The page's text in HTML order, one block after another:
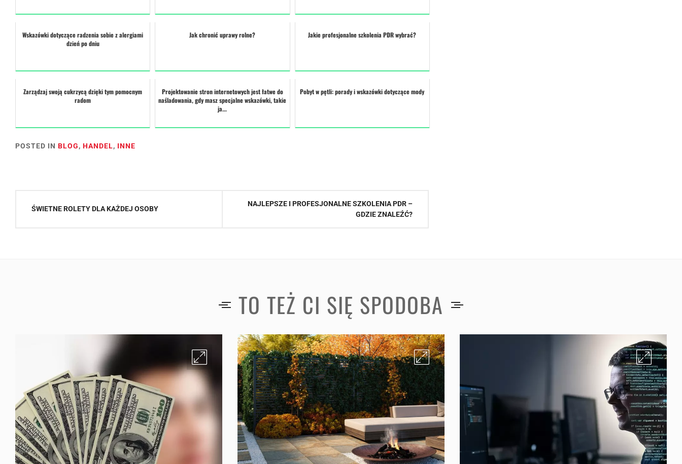
Wskazówki dotyczące radzenia sobie z alergiami
dzień po dniu
Jak chronić uprawy rolne? Jakie profesjonalne szkolenia PDR wybrać?
Zarządzaj swoją cukrzycą dzięki tym pomocnym
radom
Projektowanie stron internetowych jest łatwe do
naśladowania, gdy masz specjalne wskazówki, takie
ja...
Pobyt w pętli: porady i wskazówki dotyczące mody
POSTED IN BLOG, HANDEL, INNE
wpisuŚWIETNE ROLETY DLA KAŻDEJ OSOBY
NAJLEPSZE I PROFESJONALNE SZKOLENIA PDR –
GDZIE ZNALEŹĆ?
TO TEŻ CI SIĘ SPODOBA